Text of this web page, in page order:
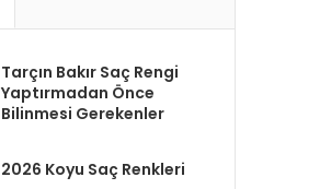
Tarçın Bakır Saç Rengi
Yaptırmadan Önce
Bilinmesi Gerekenler
2026 Koyu Saç Renkleri